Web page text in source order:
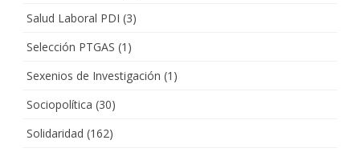
Salud Laboral PDI (3)
Selección PTGAS (1)
Sexenios de Investigación (1)
Sociopolítica (30)
Solidaridad (162)